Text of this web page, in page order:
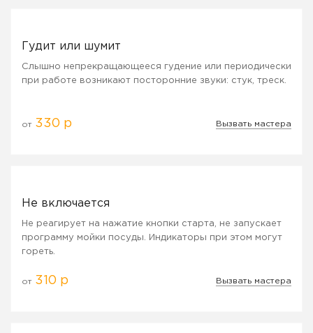
Гудит или шумит
Слышно непрекращающееся гудение или периодически
при работе возникают посторонние звуки: стук, треск.
от 330 р Вызвать мастера
Не включается
Не реагирует на нажатие кнопки старта, не запускает
программу мойки посуды. Индикаторы при этом могут
гореть.
от 310 р Вызвать мастера